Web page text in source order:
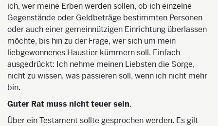
ich, wer meine Erben werden sollen, ob ich einzelne
Gegenstände oder Geldbeträge bestimmten Personen
oder auch einer gemeinnützigen Einrichtung überlassen
möchte, bis hin zu der Frage, wer sich um mein
liebgewonnenes Haustier kümmern soll. Einfach
ausgedrückt: Ich nehme meinen Liebsten die Sorge,
nicht zu wissen, was passieren soll, wenn ich nicht mehr
bin.
Guter Rat muss nicht teuer sein.
Über ein Testament sollte gesprochen werden. Es gilt